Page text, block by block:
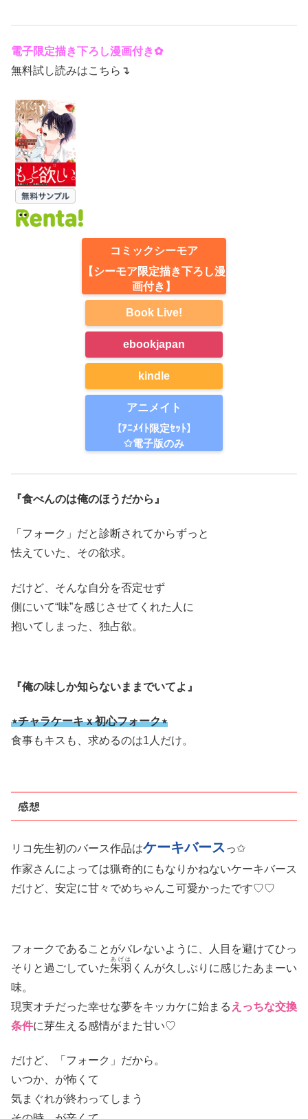
電子限定描き下ろし漫画付き✿
無料試し読みはこちら↴
コミックシーモア
【シーモア限定描き下ろし漫
画付き】
Book Live!
ebookjapan
kindle
アニメイト
【ｱﾆﾒｲﾄ限定ｾｯﾄ】
✩電子版のみ
『食べんのは俺のほうだから』
「フォーク」だと診断されてからずっと
怯えていた、その欲求。
だけど、そんな自分を否定せず
側にいて“味”を感じさせてくれた人に
抱いてしまった、独占欲。
『俺の味しか知らないままでいてよ』
⋆チャラケーキｘ初心フォーク⋆
食事もキスも、求めるのは1人だけ。
感想
リコ先生初のバース作品はケーキバース っ✩
作家さんによっては猟奇的にもなりかねないケーキバース
だけど、安定に甘々でめちゃんこ可愛かったです♡♡
フォークであることがバレないように、人目を避けてひっ
そりと過ごしていた朱羽
あげは
くんが久しぶりに感じたあまーい
味。
現実オチだった幸せな夢をキッカケに始まる えっちな交換
条件に芽生える感情がまた甘い♡
だけど、「フォーク」だから。
いつか、が怖くて
気まぐれが終わってしまう